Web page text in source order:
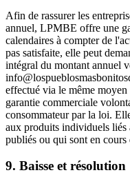
Afin de rassurer les
annuel, LPMBE offre une
calendaires à compter de
pas satisfaite, elle peut
intégral du montant annuel
effectué via le même
garantie commerciale
consommateur par la loi.
aux produits individuels liés
publiés ou qui sont en
9. Baisse et résolution